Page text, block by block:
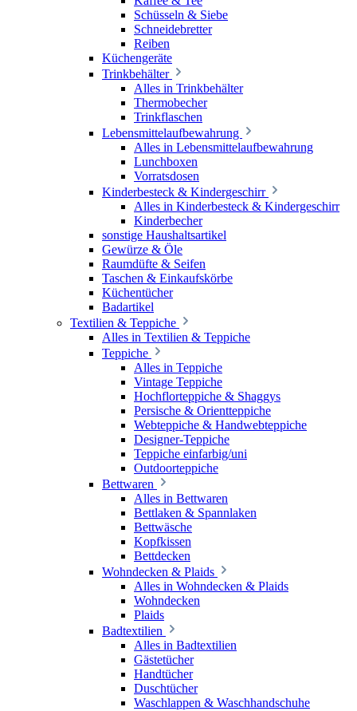
Schüsseln & Siebe
Schneidebretter
Reiben
Küchengeräte
Trinkbehälter
Alles in Trinkbehälter
Thermobecher
Trinkflaschen
Lebensmittelaufbewahrung
Alles in Lebensmittelaufbewahrung
Lunchboxen
Vorratsdosen
Kinderbesteck & Kindergeschirr
Alles in Kinderbesteck & Kindergeschirr
Kinderbecher
sonstige Haushaltsartikel
Gewürze & Öle
Raumdüfte & Seifen
Taschen & Einkaufskörbe
Küchentücher
Badartikel
Textilien & Teppiche
Alles in Textilien & Teppiche
Teppiche
Alles in Teppiche
Vintage Teppiche
Hochflorteppiche & Shaggys
Persische & Orientteppiche
Webteppiche & Handwebteppiche
Designer-Teppiche
Teppiche einfarbig/uni
Outdoorteppiche
Bettwaren
Alles in Bettwaren
Bettlaken & Spannlaken
Bettwäsche
Kopfkissen
Bettdecken
Wohndecken & Plaids
Alles in Wohndecken & Plaids
Wohndecken
Plaids
Badtextilien
Alles in Badtextilien
Gästetücher
Handtücher
Duschtücher
Waschlappen & Waschhandschuhe